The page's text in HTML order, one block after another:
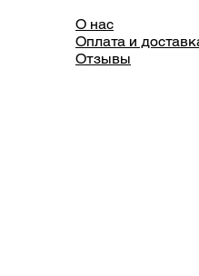
О нас
Оплата и
Отзывы